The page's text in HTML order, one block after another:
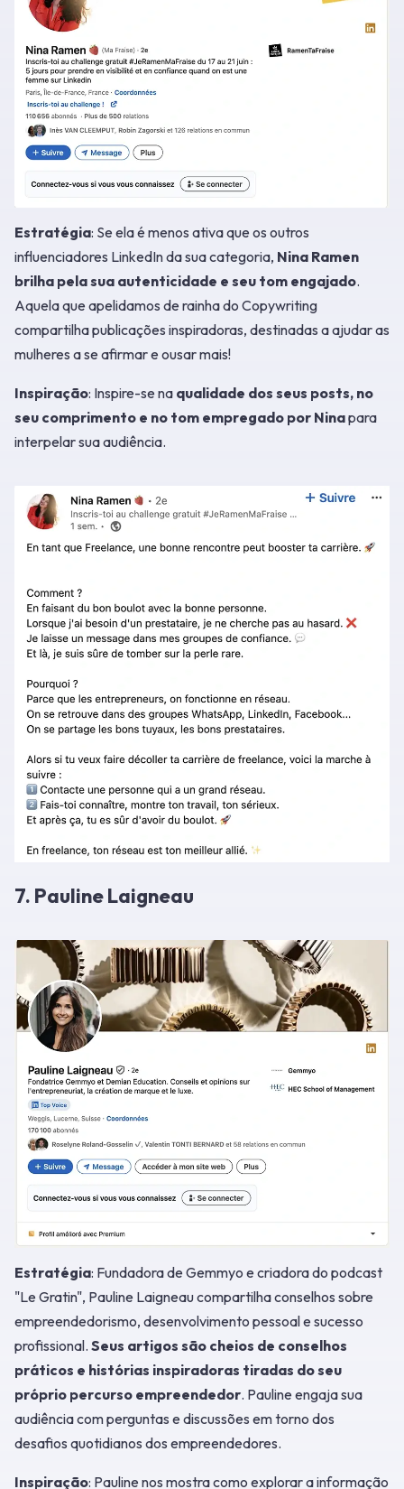
Estratégia: Se ela é menos ativa que os outros
influenciadores LinkedIn da sua categoria, Nina Ramen
brilha pela sua autenticidade e seu tom engajado.
Aquela que apelidamos de rainha do Copywriting
compartilha publicações inspiradoras, destinadas a ajudar as
mulheres a se afirmar e ousar mais!
Inspiração: Inspire-se na qualidade dos seus posts, no
seu comprimento e no tom empregado por Ninapara
interpelar sua audiência.
7. Pauline Laigneau
Estratégia: Fundadora de Gemmyo e criadora do podcast
"Le Gratin", Pauline Laigneau compartilha conselhos sobre
empreendedorismo, desenvolvimento pessoal e sucesso
profissional. Seus artigos são cheios de conselhos
práticos e histórias inspiradoras tiradas do seu
próprio percurso empreendedor. Pauline engaja sua
audiência com perguntas e discussões em torno dos
desafios quotidianos dos empreendedores.
Inspiração: Pauline nos mostra como explorar a informação